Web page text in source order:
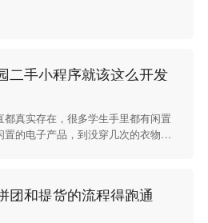
二手小程序就该这么开发
真实存在，很多学生手里都有闲置
的电子产品，到没穿几次的衣物、
，发布的消息没几天就被新内容顶
上时间和地点，整个过程效率很
团和提货的流程得跑通